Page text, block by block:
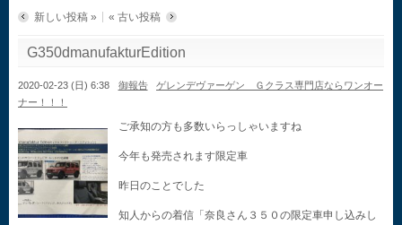
新しい投稿 » « 古い投稿
G350dmanufakturEdition
2020-02-23 (日) 6:38 御報告
ゲレンデヴァーゲン Ｇクラス専門店ならワンオー
ナー！！！
ご承知の方も多数いらっしゃいますね
今年も発売されます限定車
昨日のことでした
知人からの着信「奈良さん３５０の限定車申し込みし